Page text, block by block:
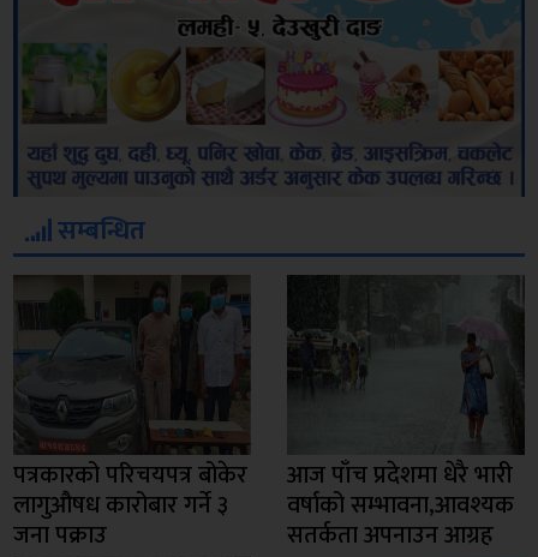
सम्बन्धित
पत्रकारको परिचयपत्र बोकेर
लागुऔषध कारोबार गर्ने ३
जना पक्राउ
आज पाँच प्रदेशमा धेरै भारी
वर्षाको सम्भावना,आवश्यक
सतर्कता अपनाउन आग्रह